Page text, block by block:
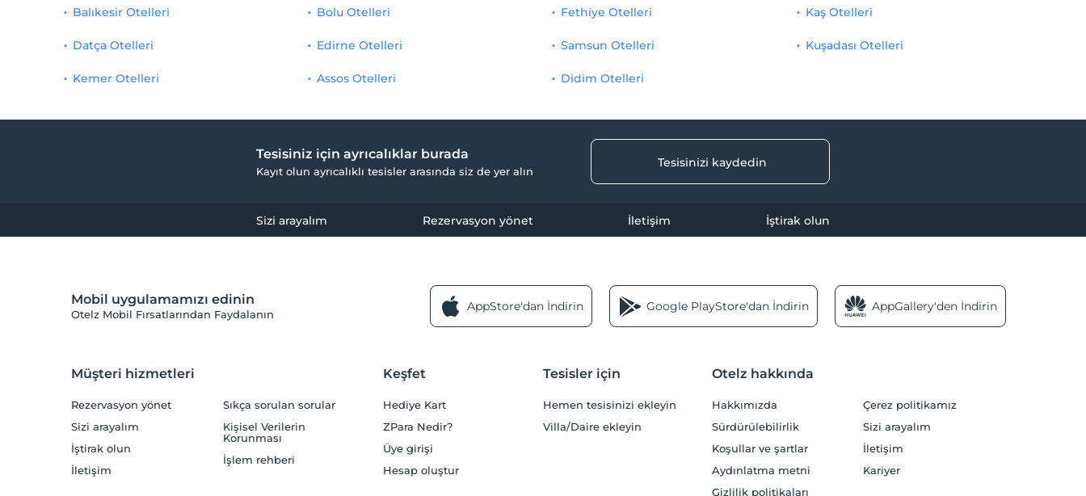
Balıkesir Otelleri
Datça Otelleri
Kemer Otelleri
Bolu Otelleri
Edirne Otelleri
Assos Otelleri
Fethiye Otelleri
Samsun Otelleri
Didim Otelleri
Kaş Otelleri
Kuşadası Otelleri
Tesisiniz için ayrıcalıklar burada
Kayıt olun ayrıcalıklı tesisler arasında siz de yer alın
Tesisinizi kaydedin
Sizi arayalım Rezervasyon yönet İletişim İştirak olun
Mobil uygulamamızı edinin
Otelz Mobil Fırsatlarından Faydalanın
AppStore'dan İndirin Google PlayStore'dan İndirin AppGallery'den İndirin
Müşteri hizmetleri
Rezervasyon yönet
Sizi arayalım
İştirak olun
İletişim
Sıkça sorulan sorular
Kişisel Verilerin
Korunması
İşlem rehberi
Keşfet
Hediye Kart
ZPara Nedir?
Üye girişi
Hesap oluştur
Tesisler için
Hemen tesisinizi ekleyin
Villa/Daire ekleyin
Otelz hakkında
Hakkımızda
Sürdürülebilirlik
Koşullar ve şartlar
Aydınlatma metni
Gizlilik politikaları
Çerez politikamız
Sizi arayalım
İletişim
Kariyer